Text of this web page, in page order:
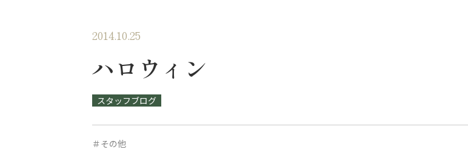
2014.10.25
ハロウィン
スタッフブログ
＃その他